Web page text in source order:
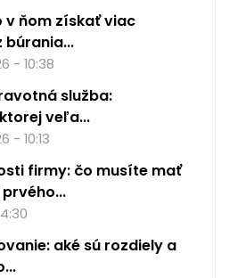
v ňom získať viac
búrania...
- 10:38
služba:
veľa...
- 10:13
firmy: čo musíte mať
aké sú rozdiely a